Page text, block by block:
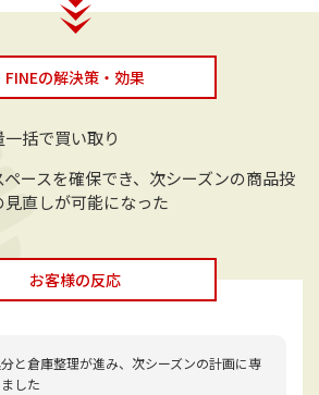
FINEの解決策・効果
括で買い取り
ースを確保でき、次シーズンの商品投
直しが可能になった
お客様の反応
と倉庫整理が進み、次シーズンの計画に専
した